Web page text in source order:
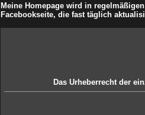
Meine Homepage wird in
Facebookseite, die fast täglich
Das Urheberrecht der